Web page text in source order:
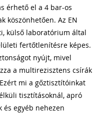
érhető el a 4 bar-os
köszönhetően. Az EN
külső laboratórium által
fertőtlenítésre képes.
nyújt, mivel
a multirezisztens csírák
mi a gőztisztítóinkat
tisztításoknál, apró
és egyéb nehezen